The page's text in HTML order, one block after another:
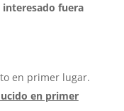
fuera
en primer lugar.
en primer